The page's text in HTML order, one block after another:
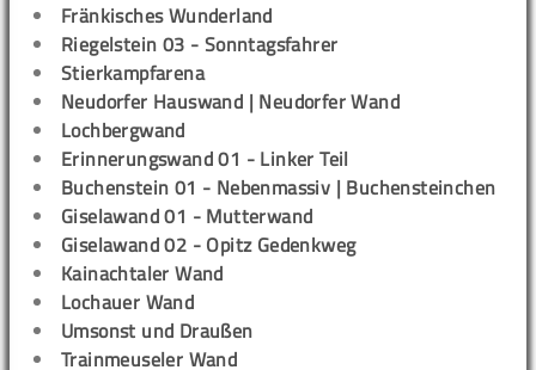
Fränkisches Wunderland
Riegelstein 03 - Sonntagsfahrer
Stierkampfarena
Neudorfer Hauswand | Neudorfer Wand
Lochbergwand
Erinnerungswand 01 - Linker Teil
Buchenstein 01 - Nebenmassiv | Buchensteinchen
Giselawand 01 - Mutterwand
Giselawand 02 - Opitz Gedenkweg
Kainachtaler Wand
Lochauer Wand
Umsonst und Draußen
Trainmeuseler Wand